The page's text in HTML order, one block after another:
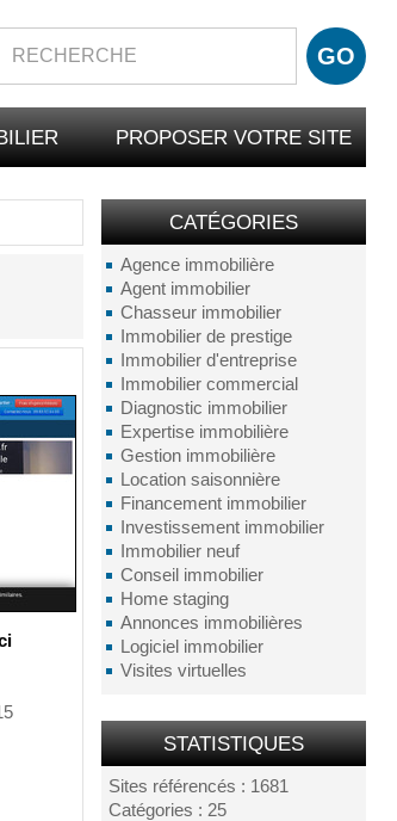
PROPOSER VOTRE SITE
CATÉGORIES
Agence immobilière
Agent immobilier
Chasseur immobilier
Immobilier de prestige
Immobilier d'entreprise
Immobilier commercial
Diagnostic immobilier
Expertise immobilière
Gestion immobilière
Location saisonnière
Financement immobilier
Investissement immobilier
Immobilier neuf
Conseil immobilier
Home staging
Annonces immobilières
Logiciel immobilier
Visites virtuelles
STATISTIQUES
Sites référencés : 1681
Catégories : 25